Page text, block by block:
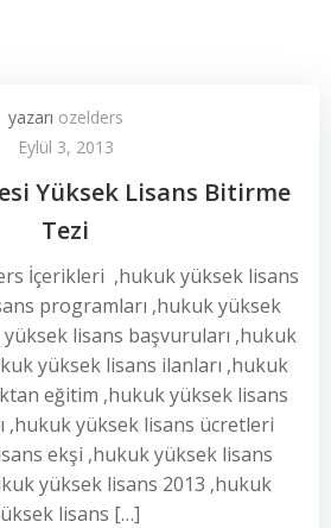
yazarı ozelders
Eylül 3, 2013
Yüksek Lisans Bitirme
Tezi
İçerikleri ,hukuk yüksek lisans
programları ,hukuk yüksek
lisans başvuruları ,hukuk
yüksek lisans ilanları ,hukuk
eğitim ,hukuk yüksek lisans
,hukuk yüksek lisans ücretleri
ekşi ,hukuk yüksek lisans
yüksek lisans 2013 ,hukuk
lisans […]